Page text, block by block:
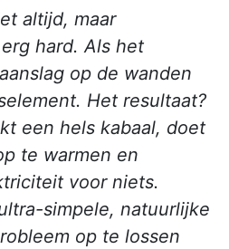
altijd, maar
hard. Als het
op de wanden
Het resultaat?
een hels kabaal, doet
te warmen en
voor niets.
simpele, natuurlijke
op te lossen